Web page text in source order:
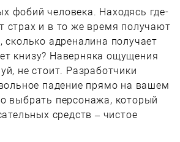
фобий человека. Находясь где-
страх и в то же время получают
адреналина получает
книзу? Наверняка ощущения
не стоит. Разработчики
падение прямо на вашем
выбрать персонажа, который
средств – чистое